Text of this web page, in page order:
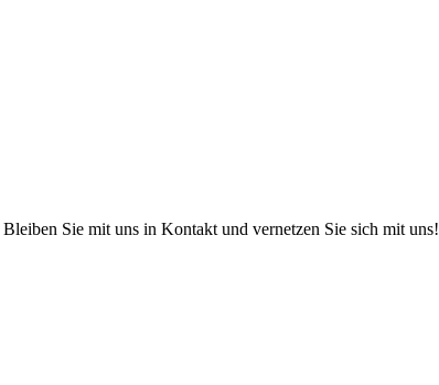
Sie mit uns in Kontakt und vernetzen Sie sich mit uns!